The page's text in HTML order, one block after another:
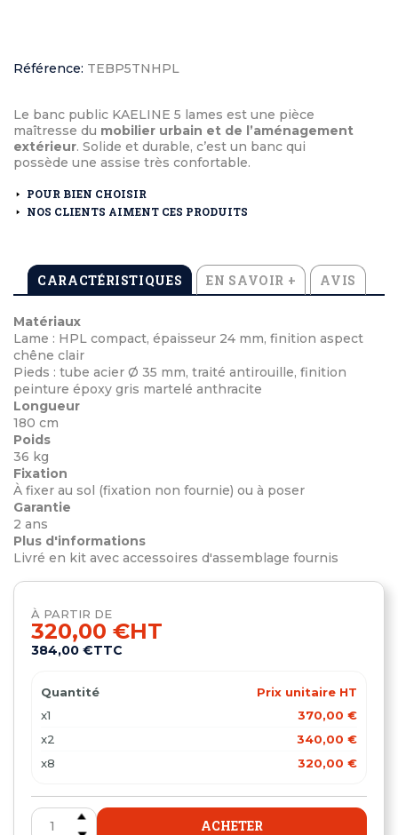
Référence: TEBP5TNHPL
Le banc public KAELINE 5 lames est une pièce
maîtresse du mobilier urbain et de l’aménagement
extérieur. Solide et durable, c’est un banc qui
possède une assise très confortable.
POUR BIEN CHOISIR
NOS CLIENTS AIMENT CES PRODUITS
CARACTÉRISTIQUES EN SAVOIR + AVIS
Matériaux
Lame : HPL compact, épaisseur 24 mm, finition aspect
chêne clair
Pieds : tube acier Ø 35 mm, traité antirouille, finition
peinture époxy gris martelé anthracite
Longueur
180 cm
Poids
36 kg
Fixation
À fixer au sol (fixation non fournie) ou à poser
Garantie
2 ans
Plus d'informations
Livré en kit avec accessoires d'assemblage fournis
À PARTIR DE
320,00 €HT
384,00 €TTC
Quantité
Prix unitaire HT
x1
370,00 €
x2
340,00 €
x8
320,00 €
ACHETER